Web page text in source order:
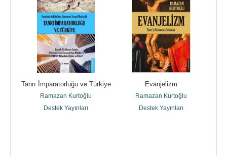
Tanrı İmparatorluğu ve Türkiye
Ramazan Kurtoğlu
Destek Yayınları
Evanjelizm
Ramazan Kurtoğlu
Destek Yayınları